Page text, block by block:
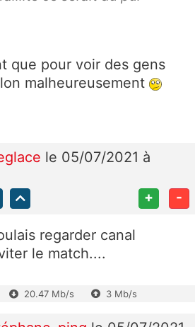
que pour voir des gens
malheureusement
le 05/07/2021 à
+ -
regarder canal
le match....
20.47 Mb/s 3 Mb/s